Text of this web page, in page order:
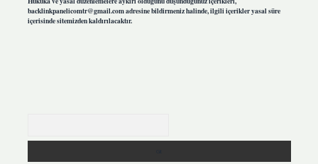
backlinkpanelicomtr@gmail.comadresine bildirmeniz halinde, ilgili içerikler yasal süre
içerisinde sitemizden kaldırılacaktır.